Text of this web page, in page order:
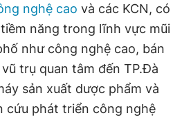
nghệ cao và các KCN, có
năng trong lĩnh vực mũi
như công nghệ cao, bán
trụ quan tâm đến TP.Đà
sản xuất dược phẩm và
cứu phát triển công nghệ